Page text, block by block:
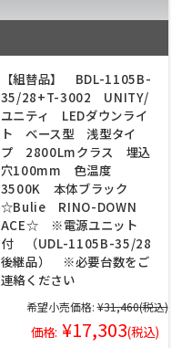
【組替品】 BDL-1105B-
35/28+T-3002 UNITY/
ユニティ LEDダウンライ
ト ベース型 浅型タイ
プ 2800Lmクラス 埋込
穴100mm 色温度
3500K 本体ブラック
☆Bulie RINO-DOWN
ACE☆ ※電源ユニット
付 （UDL-1105B-35/28
後継品） ※必要台数をご
連絡ください
希望小売価格: ¥31,460(税込)
価格: ¥17,303(税込)